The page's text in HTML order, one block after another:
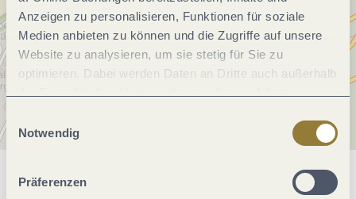
Anzeigen zu personalisieren, Funktionen für soziale
Medien anbieten zu können und die Zugriffe auf unsere
Website zu analysieren, um sie stetig für Sie zu
optimieren. Dabei werden Daten an Dritte auch außerhalb
jederzeit widerrufen werden. Mit der Auswahl "Alle
ablehnen" kann es zu Beeinträchtigungen in der Nutzung
Notwendig
Präferenzen
Allgemeine Informationen